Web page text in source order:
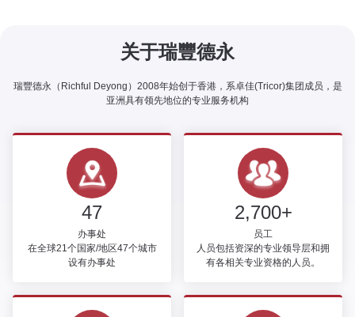
关于瑞豐德永
瑞豐德永（Richful Deyong）2008年始创于香港，系卓佳(Tricor)集团成员，是
亚洲具有领先地位的专业服务机构
47
办事处
在全球21个国家/地区47个城市
设有办事处
2,700+
员工
人员包括资深的专业领导层和拥
有各相关专业资格的人员。